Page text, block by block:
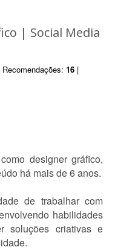
| Social Media
Recomendações: 16 |
designer gráfico,
há mais de 6 anos.
de trabalhar com
habilidades
soluções criativas e